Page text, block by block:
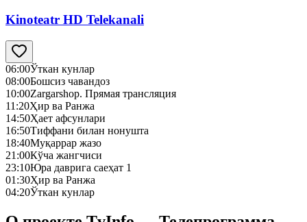
Kinoteatr HD Telekanali
06:00Ўткан кунлар
08:00Бошсиз чавандоз
10:00Zargarshop. Прямая трансляция
11:20Ҳир ва Ранжа
14:50Ҳает афсунлари
16:50Тиффани билан нонушта
18:40Муқаррар жазо
21:00Кўча жангчиси
23:10Юра даврига саеҳат 1
01:30Ҳир ва Ранжа
04:20Ўткан кунлар